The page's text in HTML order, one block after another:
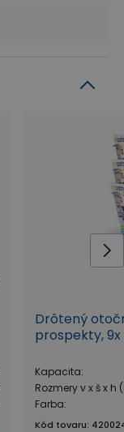
Drôtený
prospekty, 9x
Kapacita:
Rozmery v x š x h
Farba:
Kód tovaru: